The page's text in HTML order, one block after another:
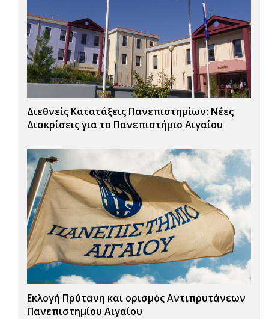
Διεθνείς Κατατάξεις Πανεπιστημίων: Νέες
Διακρίσεις για το Πανεπιστήμιο Αιγαίου
Εκλογή Πρύτανη και ορισμός Αντιπρυτάνεων
Πανεπιστημίου Αιγαίου